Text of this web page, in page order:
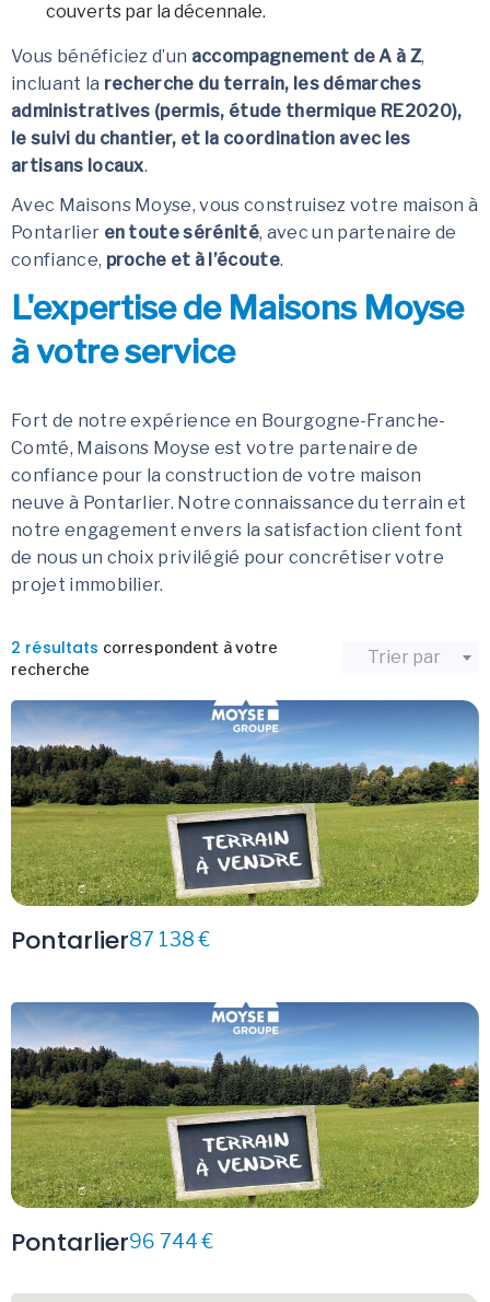
couverts par la décennale.
Vous bénéficiez d’un accompagnement de A à Z,
incluant la recherche du terrain, les démarches
administratives (permis, étude thermique RE2020),
le suivi du chantier, et la coordination avec les
artisans locaux.
Avec Maisons Moyse, vous construisez votre maison à
Pontarlier en toute sérénité, avec un partenaire de
confiance, proche et à l’écoute.
L'expertise de Maisons Moyse
à votre service
Fort de notre expérience en Bourgogne-Franche-
Comté, Maisons Moyse est votre partenaire de
confiance pour la construction de votre maison
neuve à Pontarlier. Notre connaissance du terrain et
notre engagement envers la satisfaction client font
de nous un choix privilégié pour concrétiser votre
projet immobilier.
2 résultats correspondent à votre
recherche
Trier par
Pontarlier87 138 €
Pontarlier96 744 €